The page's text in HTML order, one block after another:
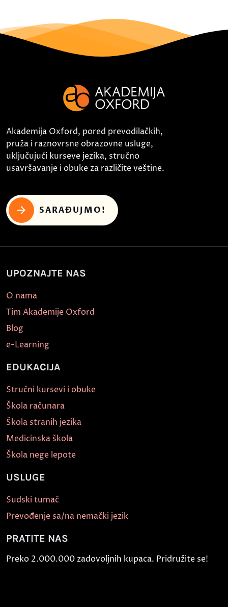
Akademija Oxford, pored prevodilačkih,
pruža i raznovrsne obrazovne usluge,
uključujući kurseve jezika, stručno
usavršavanje i obuke za različite veštine.
SARAĐUJMO!
UPOZNAJTE NAS
O nama
Tim Akademije Oxford
Blog
e-Learning
EDUKACIJA
Stručni kursevi i obuke
Škola računara
Škola stranih jezika
Medicinska škola
Škola nege lepote
USLUGE
Sudski tumač
Prevođenje sa/na nemački jezik
PRATITE NAS
Preko 2.000.000 zadovoljnih kupaca. Pridružite se!